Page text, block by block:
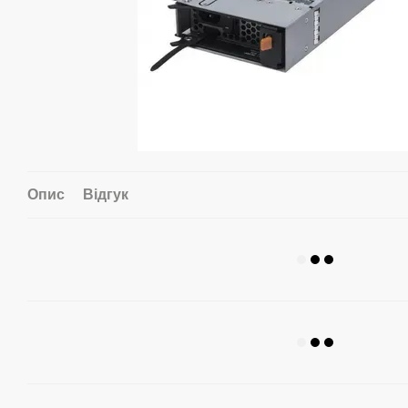
Опис Відгук